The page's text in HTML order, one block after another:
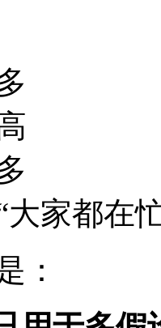
大家都在
：